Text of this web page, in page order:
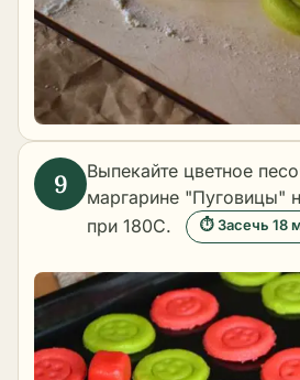
Выпекайте цветное
маргарине "Пуговицы"
при 180С.
⏱ Засечь 18